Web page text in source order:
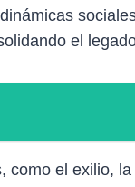
el
como el exilio,